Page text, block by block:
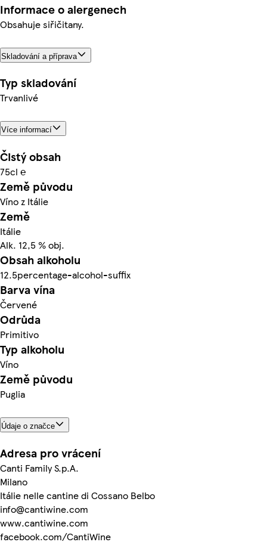
Informace o alergenech
Obsahuje siřičitany.
Skladování a příprava
Typ skladování
Trvanlivé
Více informací
Čistý obsah
75cl ℮
Země původu
Víno z Itálie
Země
Itálie
Alk. 12,5 % obj.
Obsah alkoholu
12.5percentage-alcohol-suffix
Barva vína
Červené
Odrůda
Primitivo
Typ alkoholu
Víno
Země původu
Puglia
Údaje o značce
Adresa pro vrácení
Canti Family S.p.A.
Milano
Itálie nelle cantine di Cossano Belbo
info@cantiwine.com
www.cantiwine.com
facebook.com/CantiWine